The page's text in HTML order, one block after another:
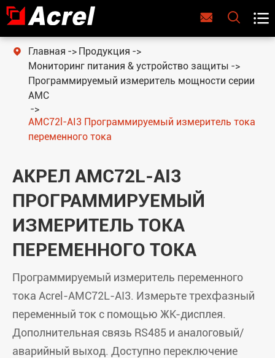
  
 Главная
Продукция
Мониторинг питания & устройство защиты
Программируемый измеритель мощности серии
AMC
AMC72l-AI3 Программируемый измеритель тока
переменного тока
АКРЕЛ AMC72L-AI3
ПРОГРАММИРУЕМЫЙ
ИЗМЕРИТЕЛЬ ТОКА
ПЕРЕМЕННОГО ТОКА
Программируемый измеритель переменного
тока Acrel-AMC72L-AI3. Измерьте трехфазный
переменный ток с помощью ЖК-дисплея.
Дополнительная связь RS485 и аналоговый/
аварийный выход. Доступно переключение